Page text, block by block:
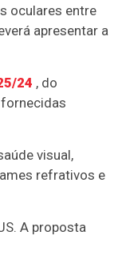
oculares entre
apresentar a
24 , do
visual,
refrativos e
A proposta